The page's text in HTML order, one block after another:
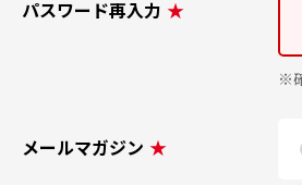
パスワード再入力 ★
※
メールマガジン ★